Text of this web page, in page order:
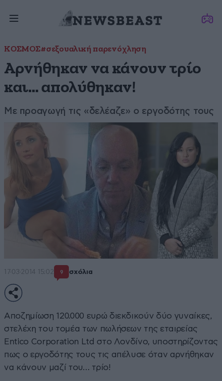
ΚΟΣΜΟΣ#σεξουαλική παρενόχληση
Αρνήθηκαν να κάνουν τρίο
και… απολύθηκαν!
Με προαγωγή τις «δελέαζε» ο εργοδότης τους
17·03·2014 15:02 9 σχόλια
Αποζημίωση 120.000 ευρώ διεκδικούν δύο γυναίκες,
στελέχη του τομέα των πωλήσεων της εταιρείας
Entico Corporation Ltd στο Λονδίνο, υποστηρίζοντας
πως ο εργοδότης τους τις απέλυσε όταν αρνήθηκαν
να κάνουν μαζί του… τρίο!